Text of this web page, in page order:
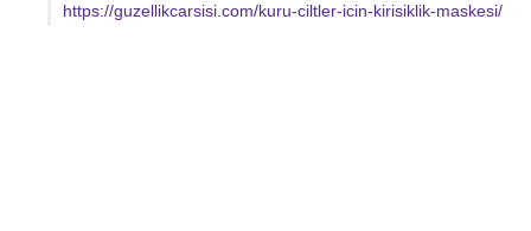
https://guzellikcarsisi.com/kuru-ciltler-icin-kirisiklik-maskesi/